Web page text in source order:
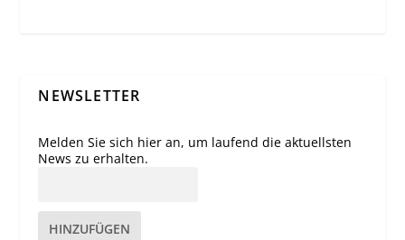
NEWSLETTER
Melden Sie sich hier an, um laufend die aktuellsten
News zu erhalten.
HINZUFÜGEN